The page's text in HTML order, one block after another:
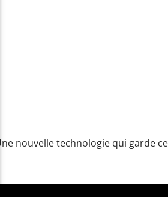
nouvelle technologie qui garde